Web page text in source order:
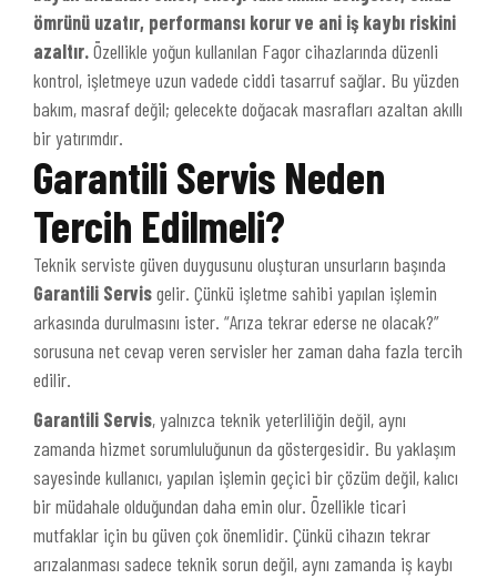
ömrünü uzatır, performansı korur ve ani iş kaybı riskini
azaltır.Özellikle yoğun kullanılan Fagor cihazlarında düzenli
kontrol, işletmeye uzun vadede ciddi tasarruf sağlar. Bu yüzden
bakım, masraf değil; gelecekte doğacak masrafları azaltan akıllı
bir yatırımdır.
Garantili Servis Neden
Tercih Edilmeli?
Teknik serviste güven duygusunu oluşturan unsurların başında
Garantili Servisgelir. Çünkü işletme sahibi yapılan işlemin
arkasında durulmasını ister. “Arıza tekrar ederse ne olacak?”
sorusuna net cevap veren servisler her zaman daha fazla tercih
edilir.
Garantili Servis, yalnızca teknik yeterliliğin değil, aynı
zamanda hizmet sorumluluğunun da göstergesidir. Bu yaklaşım
sayesinde kullanıcı, yapılan işlemin geçici bir çözüm değil, kalıcı
bir müdahale olduğundan daha emin olur. Özellikle ticari
mutfaklar için bu güven çok önemlidir. Çünkü cihazın tekrar
arızalanması sadece teknik sorun değil, aynı zamanda iş kaybı